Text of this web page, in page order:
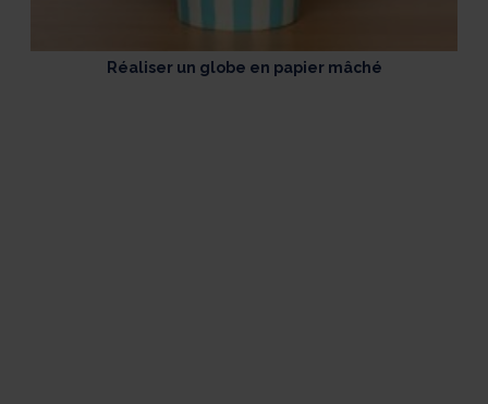
Réaliser un globe en papier mâché